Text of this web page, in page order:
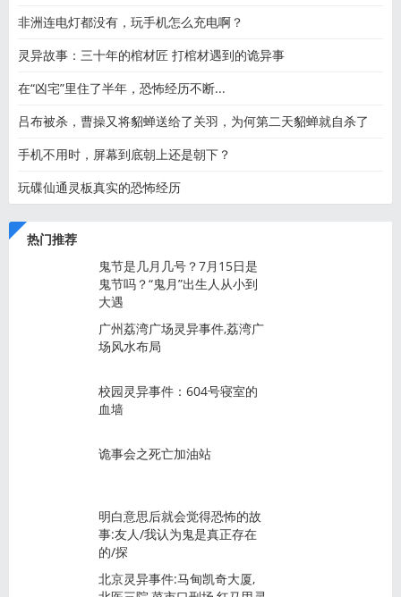
非洲连电灯都没有，玩手机怎么充电啊？
灵异故事：三十年的棺材匠 打棺材遇到的诡异事
在“凶宅”里住了半年，恐怖经历不断...
吕布被杀，曹操又将貂蝉送给了关羽，为何第二天貂蝉就自杀了
手机不用时，屏幕到底朝上还是朝下？
玩碟仙通灵板真实的恐怖经历
热门推荐
鬼节是几月几号？7月15日是
鬼节吗？“鬼月”出生人从小到
大遇
广州荔湾广场灵异事件,荔湾广
场风水布局
校园灵异事件：604号寝室的
血墙
诡事会之死亡加油站
明白意思后就会觉得恐怖的故
事:友人/我认为鬼是真正存在
的/探
北京灵异事件:马甸凯奇大厦,